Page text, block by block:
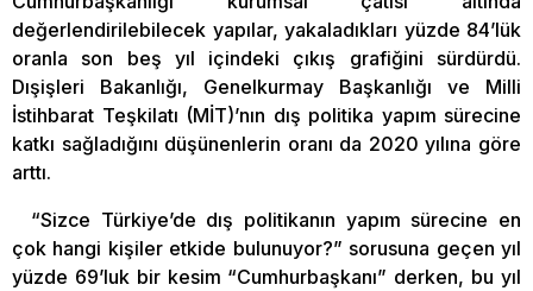
değerlendirilebilecek yapılar, yakaladıkları yüzde 84’lük
oranla son beş yıl içindeki çıkış grafiğini sürdürdü.
Dışişleri Bakanlığı, Genelkurmay Başkanlığı ve Milli
İstihbarat Teşkilatı (MİT)’nın dış politika yapım sürecine
katkı sağladığını düşünenlerin oranı da 2020 yılına göre
arttı.
“Sizce Türkiye’de dış politikanın yapım sürecine en
çok hangi kişiler etkide bulunuyor?” sorusuna geçen yıl
yüzde 69’luk bir kesim “Cumhurbaşkanı” derken, bu yıl